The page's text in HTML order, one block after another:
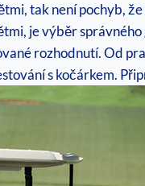
tak není pochyb,
je výběr
rozhodnutí. Od
s kočárkem.